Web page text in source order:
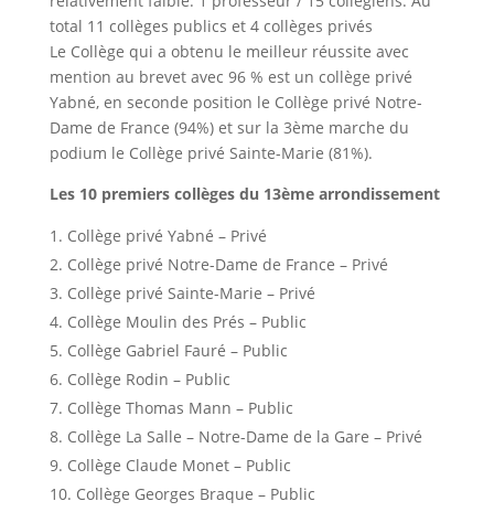
total 11 collèges publics et 4 collèges privés
Le Collège qui a obtenu le meilleur réussite avec
mention au brevet avec 96 % est un collège privé
Yabné, en seconde position le Collège privé Notre-
Dame de France (94%) et sur la 3ème marche du
podium le Collège privé Sainte-Marie (81%).
Les 10 premiers collèges du 13ème arrondissement
Collège privé Yabné – Privé
Collège privé Notre-Dame de France – Privé
Collège privé Sainte-Marie – Privé
Collège Moulin des Prés – Public
Collège Gabriel Fauré – Public
Collège Rodin – Public
Collège Thomas Mann – Public
Collège La Salle – Notre-Dame de la Gare – Privé
Collège Claude Monet – Public
Collège Georges Braque – Public